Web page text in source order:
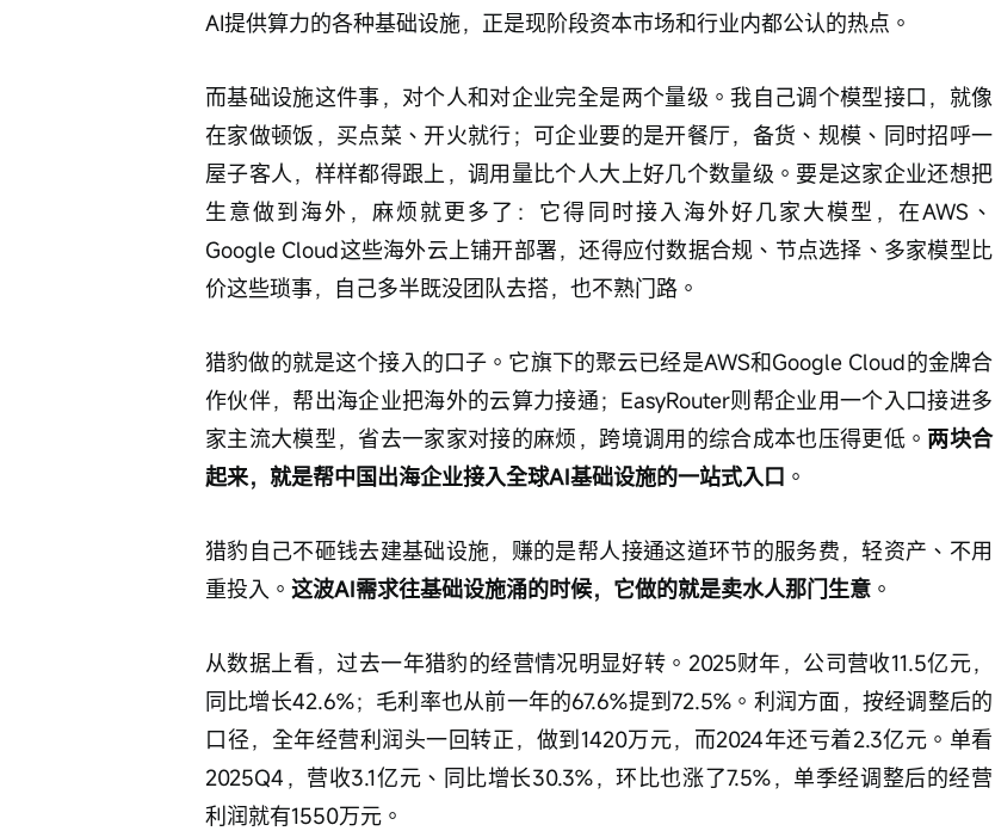
AI提供算力的各种基础设施，正是现阶段资本市场和行业内都公认的热点。
而基础设施这件事，对个人和对企业完全是两个量级。我自己调个模型接口，就像
在家做顿饭，买点菜、开火就行；可企业要的是开餐厅，备货、规模、同时招呼一
屋子客人，样样都得跟上，调用量比个人大上好几个数量级。要是这家企业还想把
生意做到海外，麻烦就更多了：它得同时接入海外好几家大模型，在AWS、
Google Cloud这些海外云上铺开部署，还得应付数据合规、节点选择、多家模型比
价这些琐事，自己多半既没团队去搭，也不熟门路。
猎豹做的就是这个接入的口子。它旗下的聚云已经是AWS和Google Cloud的金牌合
作伙伴，帮出海企业把海外的云算力接通；EasyRouter则帮企业用一个入口接进多
家主流大模型，省去一家家对接的麻烦，跨境调用的综合成本也压得更低。 两块合
起来，就是帮中国出海企业接入全球AI基础设施的一站式入口 。
猎豹自己不砸钱去建基础设施，赚的是帮人接通这道环节的服务费，轻资产、不用
重投入。 这波AI需求往基础设施涌的时候，它做的就是卖水人那门生意 。
从数据上看，过去一年猎豹的经营情况明显好转。2025财年，公司营收11.5亿元，
同比增长42.6%；毛利率也从前一年的67.6%提到72.5%。利润方面，按经调整后的
口径，全年经营利润头一回转正，做到1420万元，而2024年还亏着2.3亿元。单看
2025Q4，营收3.1亿元、同比增长30.3%，环比也涨了7.5%，单季经调整后的经营
利润就有1550万元。